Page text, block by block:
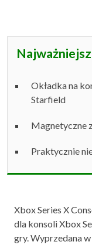
Okładka na
Starfield
Magnetyczne
Praktycznie
Xbox Series X
dla konsoli Xbox
gry. Wyprzedana